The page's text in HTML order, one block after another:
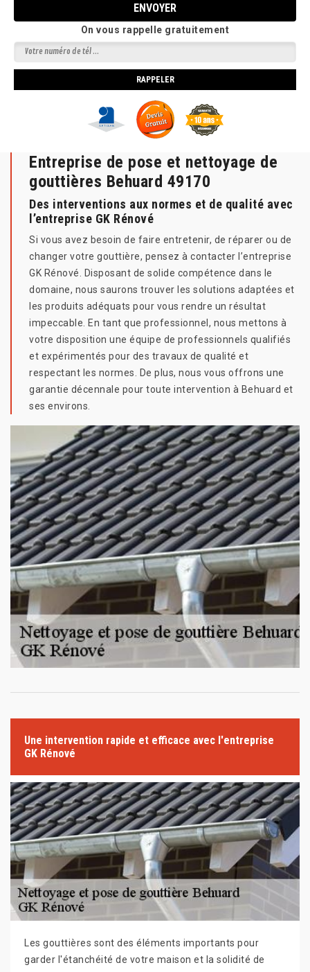
On vous rappelle gratuitement
Entreprise de pose et nettoyage de
gouttières Behuard 49170
Des interventions aux normes et de qualité avec
l’entreprise GK Rénové
Si vous avez besoin de faire entretenir, de réparer ou de
changer votre gouttière, pensez à contacter l’entreprise
GK Rénové. Disposant de solide compétence dans le
domaine, nous saurons trouver les solutions adaptées et
les produits adéquats pour vous rendre un résultat
impeccable. En tant que professionnel, nous mettons à
votre disposition une équipe de professionnels qualifiés
et expérimentés pour des travaux de qualité et
respectant les normes. De plus, nous vous offrons une
garantie décennale pour toute intervention à Behuard et
ses environs.
Une intervention rapide et efficace avec l'entreprise
GK Rénové
Les gouttières sont des éléments importants pour
garder l'étanchéité de votre maison et la solidité de